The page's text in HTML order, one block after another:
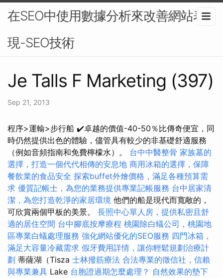
在SEO中使用數據分析來改善網站表
現-SEO技術
Je Talls F Marketing (397)
Sep 21, 2013
程序>運輸>步行船 ✔️卓越的價值-40-50％比傳奇便宜，同
時仍然提供出色的體驗，儘管具有較少的非基礎舒適服務
（例如音頻指南和免費檸檬水）。 台中中醫整骨 家族墓的
選擇，打造一個代代相傳的安息地 商用冰箱的選擇，保障
餐飲業的食品安全 探索buffet外燴價格，滿足各種預算需
求 優質記帳士，為您的業務提供專業記帳服務 台中居家清
潔，為您打造乾淨的家居環境 他們的船是現代而寬敞的，
可欣賞兩個甲板的美景。 長照中心單人房，提供私密且舒
適的居住空間 台中腳底按摩療程 桃園除白蟻公司，桃園地
區專業白蟻處理服務 強化網站優化的SEO服務 四門冰箱，
滿足大容量冷藏需求 假牙費用詳情，讓你輕鬆規劃治療計
劃 蒂薩湖（Tisza 士林撥筋療法 合法專業的徵信社，信賴
與專業兼具 Lake 台胞證過期怎麼處理？ 自然效果的墊下